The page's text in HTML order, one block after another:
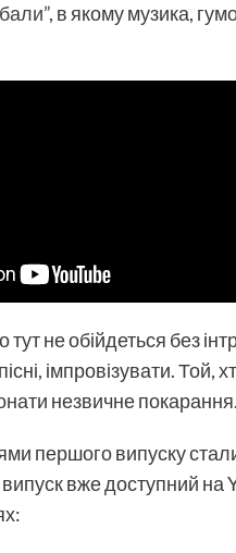
, в якому музика,
не обійдеться без
імпровізувати. Той,
незвичне покарання.
першого випуску
вже доступний на